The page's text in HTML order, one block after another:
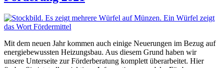
Mit dem neuen Jahr kommen auch einige Neuerungen im Bezug auf
energiebewussten Heizungsbau. Aus diesem Grund haben wir
unsere Unterseite zur Förderberatung komplett überarbeitet. Hier